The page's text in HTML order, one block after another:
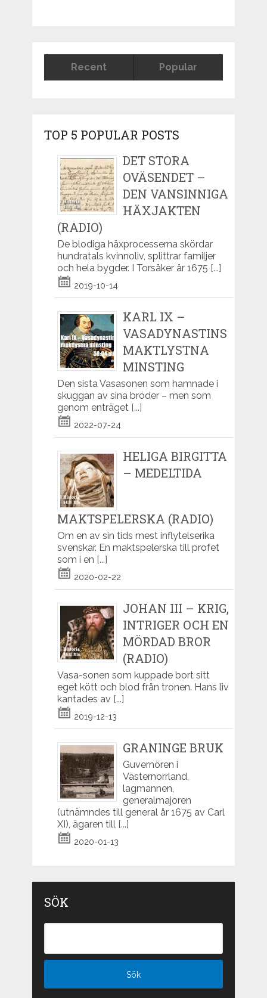
Recent Popular
TOP 5 POPULAR POSTS
DET STORA
OVÄSENDET –
DEN VANSINNIGA
HÄXJAKTEN
(RADIO)
De blodiga häxprocesserna skördar
hundratals kvinnoliv, splittrar familjer
och hela bygder. I Torsåker år 1675 [...]
2019-10-14
KARL IX –
VASADYNASTINS
MAKTLYSTNA
MINSTING
Den sista Vasasonen som hamnade i
skuggan av sina bröder – men som
genom enträget [...]
2022-07-24
HELIGA BIRGITTA
– MEDELTIDA
MAKTSPELERSKA (RADIO)
Om en av sin tids mest inflytelserika
svenskar. En maktspelerska till profet
som i en [...]
2020-02-22
JOHAN III – KRIG,
INTRIGER OCH EN
MÖRDAD BROR
(RADIO)
Vasa-sonen som kuppade bort sitt
eget kött och blod från tronen. Hans liv
kantades av [...]
2019-12-13
GRANINGE BRUK
Guvernören i
Västernorrland,
lagmannen,
generalmajoren
(utnämndes till general år 1675 av Carl
XI), ägaren till [...]
2020-01-13
SÖK